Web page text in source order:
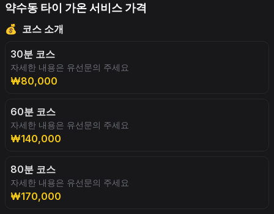
약수동 타이 가온 서비스 가격
💰 코스 소개
30분 코스
자세한 내용은 유선문의 주세요
₩80,000
60분 코스
자세한 내용은 유선문의 주세요
₩140,000
80분 코스
자세한 내용은 유선문의 주세요
₩170,000